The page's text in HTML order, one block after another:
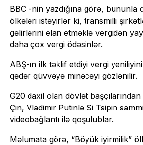
BBC -nin yazdığına görə, bununla
ölkələri istəyirlər ki, transmilli
gəlirlərini elan etməklə vergidən
daha çox vergi ödəsinlər.
ABŞ-ın ilk təklif etdiyi vergi
qədər qüvvəyə minəcəyi gözlənilir.
G20 daxil olan dövlət
Çin, Vladimir Putinlə Si Tsipin
videobağlantı ilə qoşulublar.
Məlumata görə, “Böyük iyirmilik”